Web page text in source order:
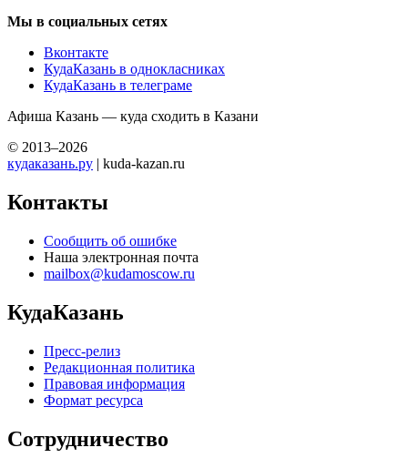
Мы в социальных сетях
Вконтакте
КудаКазань в однокласниках
КудаКазань в телеграме
Афиша Казань — куда сходить в Казани
© 2013–2026
кудаказань.ру | kuda-kazan.ru
Контакты
Сообщить об ошибке
Наша электронная почта
mailbox@kudamoscow.ru
КудаКазань
Пресс-релиз
Редакционная политика
Правовая информация
Формат ресурса
Сотрудничество